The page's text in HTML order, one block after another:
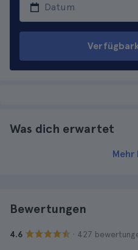
Was dich erwartet
Mehr
Bewertungen
4.6 · 427